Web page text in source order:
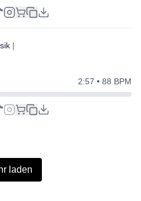
| Unternehmensmusik |
2:57 • 88 BPM
laden